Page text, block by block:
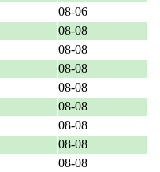
08-06
08-08
08-08
08-08
08-08
08-08
08-08
08-08
08-08